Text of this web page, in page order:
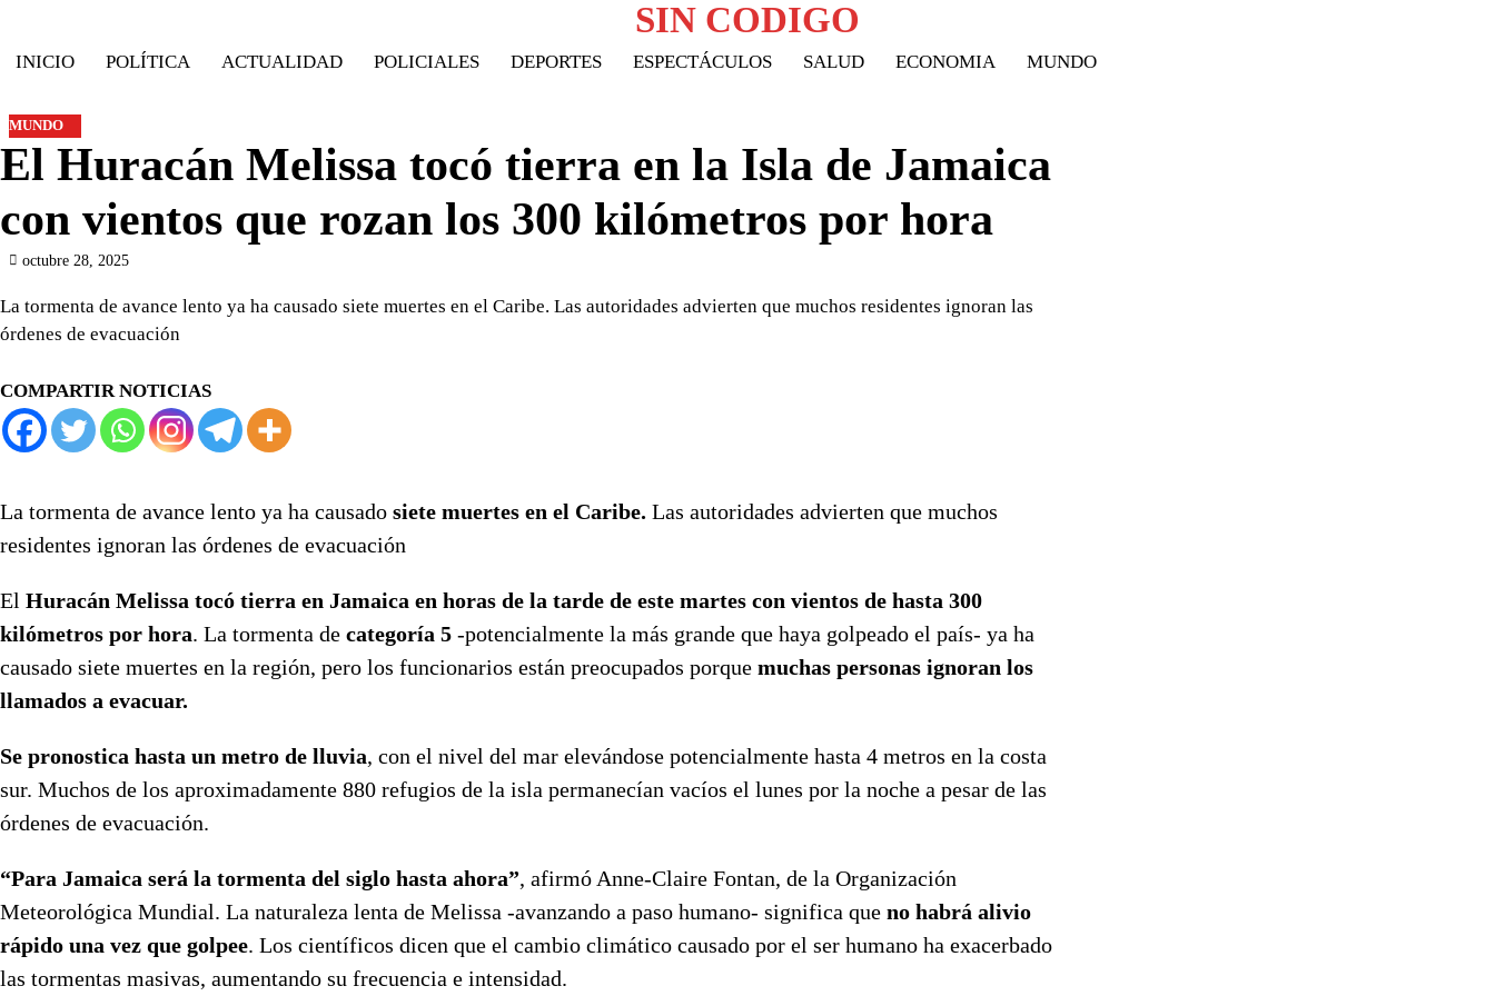
content
SIN CODIGO
INICIO POLÍTICA ACTUALIDAD POLICIALES DEPORTES ESPECTÁCULOS SALUD ECONOMIA MUNDO
MUNDO
El Huracán Melissa tocó tierra en la Isla de Jamaica
con vientos que rozan los 300 kilómetros por hora
octubre 28, 2025
La tormenta de avance lento ya ha causado siete muertes en el Caribe. Las autoridades advierten que muchos residentes ignoran las
órdenes de evacuación
COMPARTIR NOTICIAS
La tormenta de avance lento ya ha causado siete muertes en el Caribe. Las autoridades advierten que muchos
residentes ignoran las órdenes de evacuación
El Huracán Melissa tocó tierra en Jamaica en horas de la tarde de este martes con vientos de hasta 300
kilómetros por hora. La tormenta de categoría 5 -potencialmente la más grande que haya golpeado el país- ya ha
causado siete muertes en la región, pero los funcionarios están preocupados porque muchas personas ignoran los
llamados a evacuar.
Se pronostica hasta un metro de lluvia, con el nivel del mar elevándose potencialmente hasta 4 metros en la costa
sur. Muchos de los aproximadamente 880 refugios de la isla permanecían vacíos el lunes por la noche a pesar de las
órdenes de evacuación.
“Para Jamaica será la tormenta del siglo hasta ahora”, afirmó Anne-Claire Fontan, de la Organización
Meteorológica Mundial. La naturaleza lenta de Melissa -avanzando a paso humano- significa que no habrá alivio
rápido una vez que golpee. Los científicos dicen que el cambio climático causado por el ser humano ha exacerbado
las tormentas masivas, aumentando su frecuencia e intensidad.